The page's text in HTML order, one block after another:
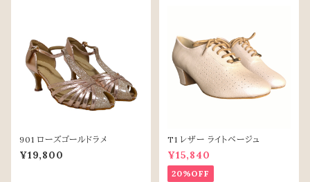
901 ローズゴールドラメ
¥19,800
T1 レザー ライトベージュ
¥15,840
20%OFF